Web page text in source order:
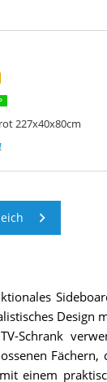
227x40x80cm
ValenciaDesign 3 Türen
cm Weiß
Valencia cm
in Italy Sideboard
Flow Vienna
mit Wellendesign
Sideboard
140 cm
Sylt V2
Design
Schrank
einem